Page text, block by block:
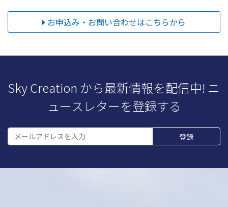
お申込み・お問い合わせはこちらから
Sky Creation から最新情報を配信中! ニ
ュースレターを登録する